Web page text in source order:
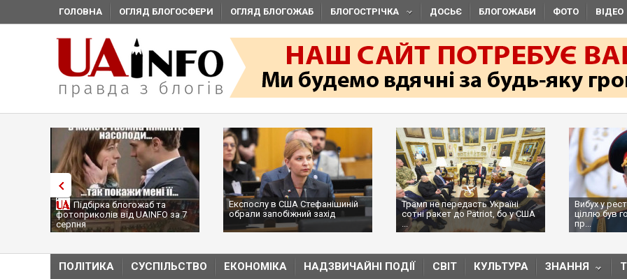
ГОЛОВНА ОГЛЯД БЛОГОСФЕРИ ОГЛЯД БЛОГОЖАБ БЛОГОСТРІЧКА ДОСЬЄ БЛОГОЖАБИ ФОТО ВІДЕО
Підбірка блогожаб та
фотоприколів від UAINFO за 7
серпня
Експослу в США Стефанішиній
обрали запобіжний захід
Трамп не передасть Україні
сотні ракет до Patriot, бо у США
...
Вибух у
ціллю був
пр...
ПОЛІТИКА СУСПІЛЬСТВО ЕКОНОМІКА НАДЗВИЧАЙНІ ПОДІЇ СВІТ КУЛЬТУРА ЗНАННЯ